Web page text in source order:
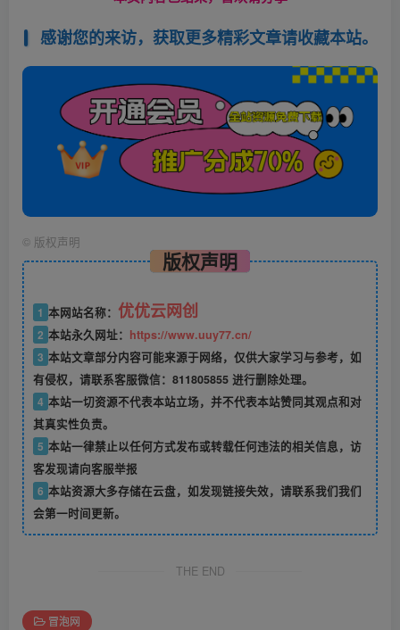
感谢您的来访，获取更多精彩文章请收藏本站。
© 版权声明
版权声明
1 本网站名称： 优优云网创
2 本站永久网址： https://www.uuy77.cn/
3 本站文章部分内容可能来源于网络，仅供大家学习与参考，如
有侵权，请联系客服微信：811805855 进行删除处理。
4 本站一切资源不代表本站立场，并不代表本站赞同其观点和对
其真实性负责。
5 本站一律禁止以任何方式发布或转载任何违法的相关信息，访
客发现请向客服举报
6 本站资源大多存储在云盘，如发现链接失效，请联系我们我们
会第一时间更新。
THE END
冒泡网